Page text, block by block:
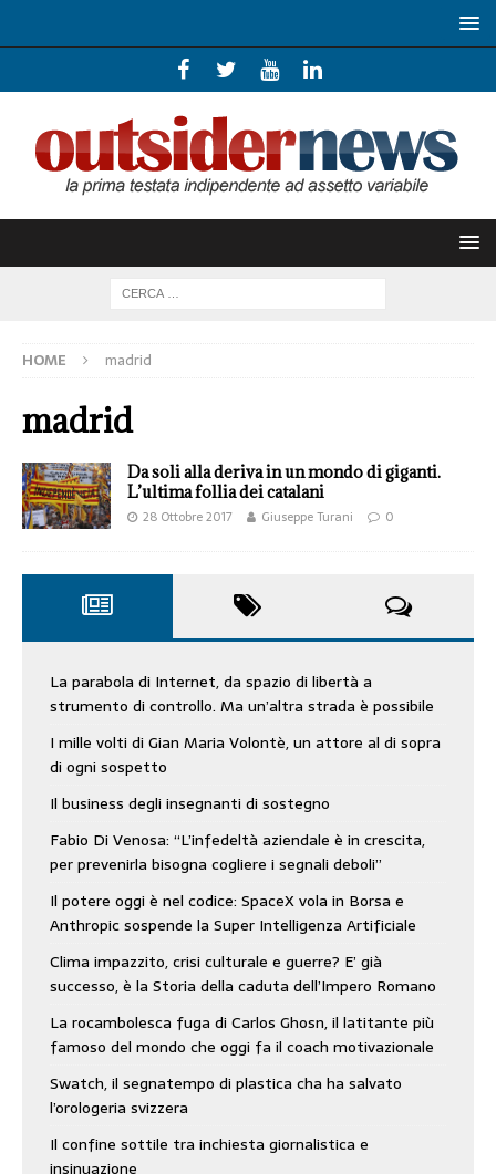
HOME madrid
madrid
Da soli alla deriva in un mondo di giganti.
L’ultima follia dei catalani
28 Ottobre 2017 Giuseppe Turani 0
La parabola di Internet, da spazio di libertà a
strumento di controllo. Ma un’altra strada è possibile
I mille volti di Gian Maria Volontè, un attore al di sopra
di ogni sospetto
Il business degli insegnanti di sostegno
Fabio Di Venosa: “L’infedeltà aziendale è in crescita,
per prevenirla bisogna cogliere i segnali deboli”
Il potere oggi è nel codice: SpaceX vola in Borsa e
Anthropic sospende la Super Intelligenza Artificiale
Clima impazzito, crisi culturale e guerre? E’ già
successo, è la Storia della caduta dell’Impero Romano
La rocambolesca fuga di Carlos Ghosn, il latitante più
famoso del mondo che oggi fa il coach motivazionale
Swatch, il segnatempo di plastica cha ha salvato
l’orologeria svizzera
Il confine sottile tra inchiesta giornalistica e
insinuazione